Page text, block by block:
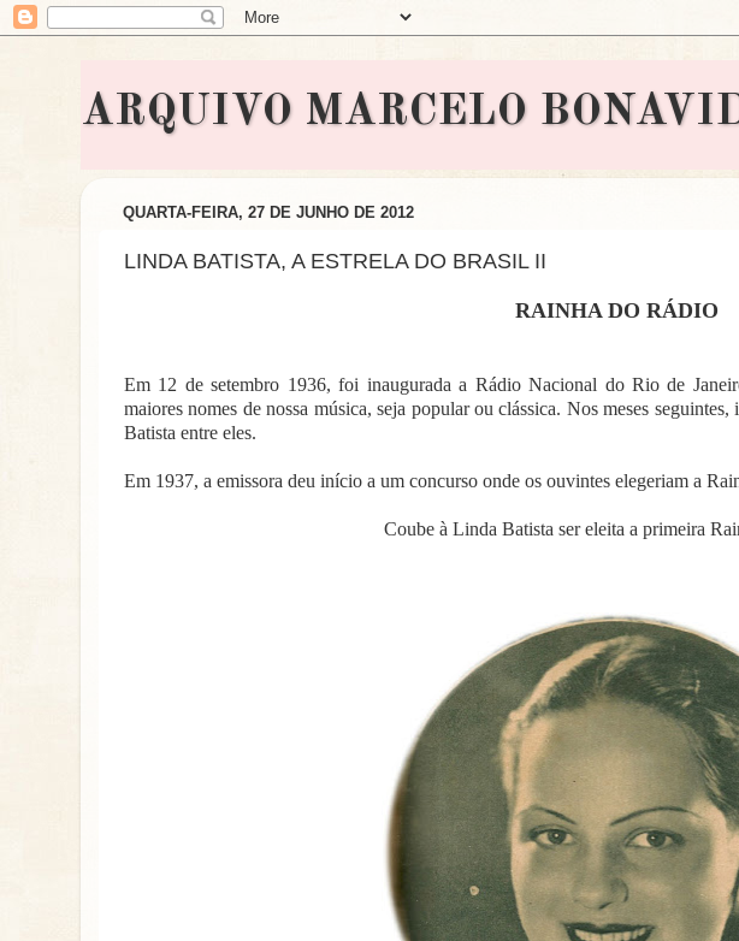
ARQUIVO MARCELO
QUARTA-FEIRA, 27 DE JUNHO DE 2012
LINDA BATISTA, A ESTRELA DO BRASIL II
RAINHA DO RÁDIO
Em 12 de setembro 1936, foi inaugurada a Rádio Nacional do Rio de
maiores nomes de nossa música, seja popular ou clássica. Nos meses
Batista entre eles.
Em 1937, a emissora deu início a um concurso onde os ouvintes elegeriam a
Coube à Linda Batista ser eleita a primeira